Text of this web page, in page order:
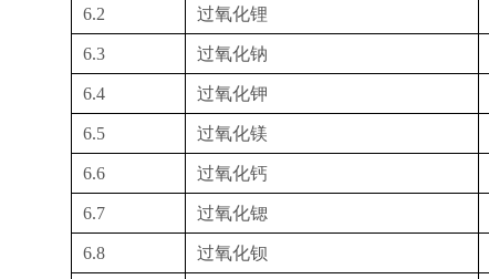
6.2 过氧化锂
6.3 过氧化钠
6.4 过氧化钾
6.5 过氧化镁
6.6 过氧化钙
6.7 过氧化锶
6.8 过氧化钡